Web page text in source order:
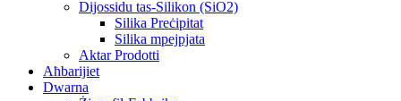
Dijossidu tas-Silikon (SiO2)
Silika Preċipitat
Silika mpejpjata
Aktar Prodotti
Aħbarijiet
Dwarna